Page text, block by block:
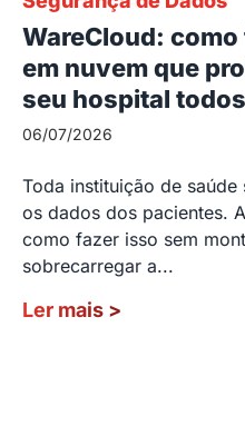
WareCloud:
em nuvem que
seu hospital
06/07/2026
Toda instituição de
os dados dos pacientes.
como fazer isso sem
sobrecarregar a...
Ler mais >